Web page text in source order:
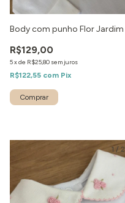
Body com punho Flor Jardim
R$129,00
5xde R$25,80 sem juros
R$122,55 com Pix
1 / 2